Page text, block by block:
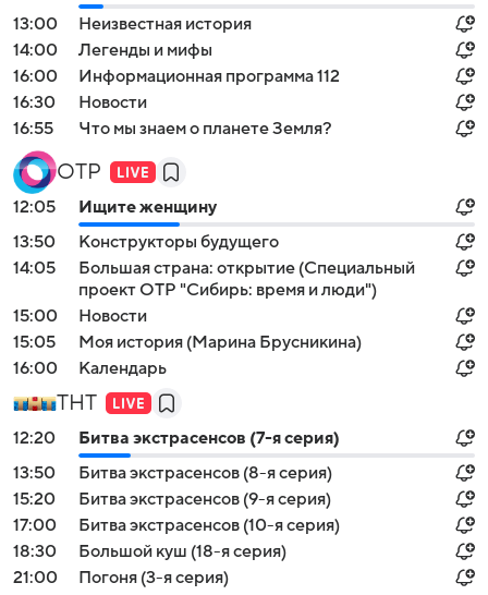
13:00
Неизвестная история
14:00
Легенды и мифы
16:00
Инфоpмационная программa 112
16:30
Новости
16:55
Что мы знаем о планeте Зeмля?
ОТР
12:05
Ищите женщину
13:50
Конструкторы будущего
14:05
Большая страна: открытие (Специальный
проект ОТР "Сибирь: время и люди")
15:00
Новости
15:05
Моя история (Марина Брусникина)
16:00
Календарь
ТНТ
12:20
Битва экстраceнсов (7-я серия)
13:50
Битва экстраceнсов (8-я серия)
15:20
Битва экстраceнсов (9-я серия)
17:00
Битва экстраceнсов (10-я серия)
18:30
Большой куш (18-я серия)
21:00
Погоня (3-я серия)